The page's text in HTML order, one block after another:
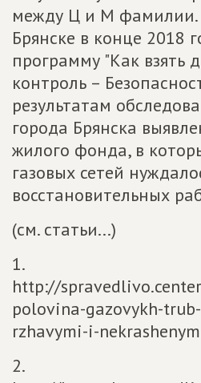
между Ц и М фамилии.
Брянске в конце 2018
программу "Как взять
контроль –
результатам
города Брянска
жилого фонда, в
газовых сетей
восстановительных
(см. статьи...)
1.
http://
polovina-gazovykh-
rzhavymi-i-
2.